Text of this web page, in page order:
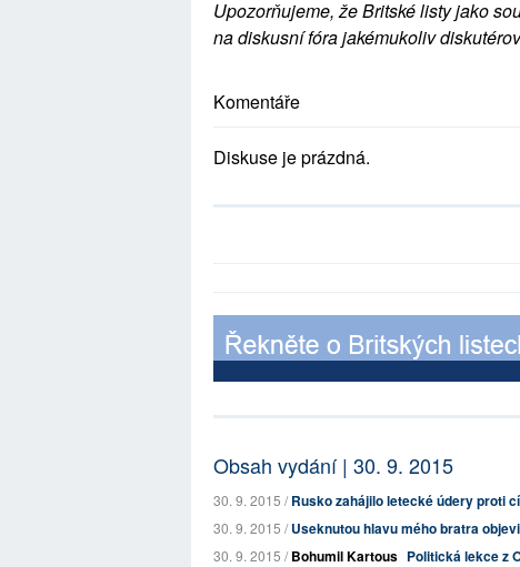
Upozorňujeme, že Britské listy jako
na diskusní fóra jakémukoliv
Komentáře
Diskuse je prázdná.
Obsah vydání | 30. 9. 2015
30. 9. 2015 /Rusko zahájilo letecké údery proti
30. 9. 2015 /Useknutou hlavu mého bratra
30. 9. 2015 /Bohumil Kartous Politická lekce z